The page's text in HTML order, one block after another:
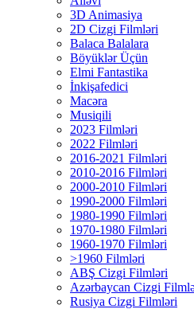
3D Animasiya
2D Cizgi Filmləri
Balaca Balalara
Böyüklər Üçün
Elmi Fantastika
İnkişafedici
Macəra
Musiqili
2023 Filmləri
2022 Filmləri
2016-2021 Filmləri
2010-2016 Filmləri
2000-2010 Filmləri
1990-2000 Filmləri
1980-1990 Filmləri
1970-1980 Filmləri
1960-1970 Filmləri
>1960 Filmləri
ABŞ Cizgi Filmləri
Azərbaycan Cizgi
Rusiya Cizgi Filmləri